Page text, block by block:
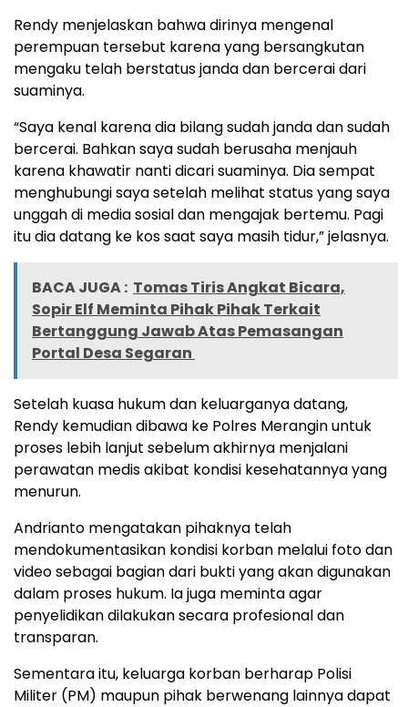
Rendy menjelaskan bahwa dirinya mengenal
perempuan tersebut karena yang bersangkutan
mengaku telah berstatus janda dan bercerai dari
suaminya.
“Saya kenal karena dia bilang sudah janda dan sudah
bercerai. Bahkan saya sudah berusaha menjauh
karena khawatir nanti dicari suaminya. Dia sempat
menghubungi saya setelah melihat status yang saya
unggah di media sosial dan mengajak bertemu. Pagi
itu dia datang ke kos saat saya masih tidur,” jelasnya.
BACA JUGA : Tomas Tiris Angkat Bicara,
Sopir Elf Meminta Pihak Pihak Terkait
Bertanggung Jawab Atas Pemasangan
Portal Desa Segaran
Setelah kuasa hukum dan keluarganya datang,
Rendy kemudian dibawa ke Polres Merangin untuk
proses lebih lanjut sebelum akhirnya menjalani
perawatan medis akibat kondisi kesehatannya yang
menurun.
Andrianto mengatakan pihaknya telah
mendokumentasikan kondisi korban melalui foto dan
video sebagai bagian dari bukti yang akan digunakan
dalam proses hukum. Ia juga meminta agar
penyelidikan dilakukan secara profesional dan
transparan.
Sementara itu, keluarga korban berharap Polisi
Militer (PM) maupun pihak berwenang lainnya dapat